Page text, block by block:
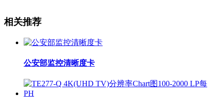
相关推荐
公安部监控清晰度卡